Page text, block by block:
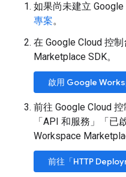
如果尚未建立
專案。
在 Google Cloud 控
Marketplace SDK。
啟用 Google
前往 Google Cloud
「API 和服務」 「已
Workspace
前往「HTTP